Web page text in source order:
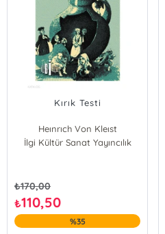
Kırık Testi
Heınrıch Von Kleıst
İlgi Kültür Sanat Yayıncılık
₺170,00
₺110,50
%35